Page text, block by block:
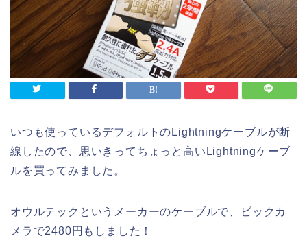
いつも使っているデフォルトのLightningケーブルが断
線したので、思いきってちょっと高いLightningケーブ
ルを買ってみました。
オウルテックというメーカーのケーブルで、ビックカ
メラで2480円もしました！